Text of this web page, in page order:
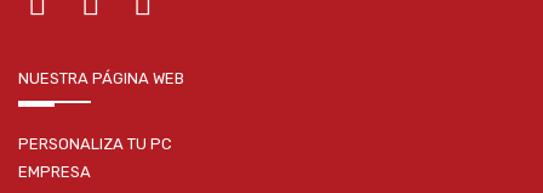
NUESTRA PÁGINA WEB
PERSONALIZA TU PC
EMPRESA